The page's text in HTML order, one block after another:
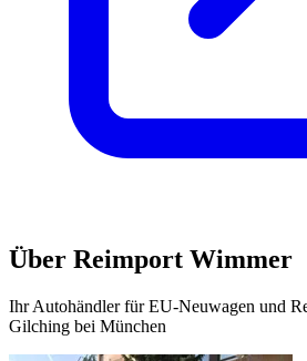
Über Reimport Wimmer
Ihr Autohändler für EU-Neuwagen und
Gilching bei München